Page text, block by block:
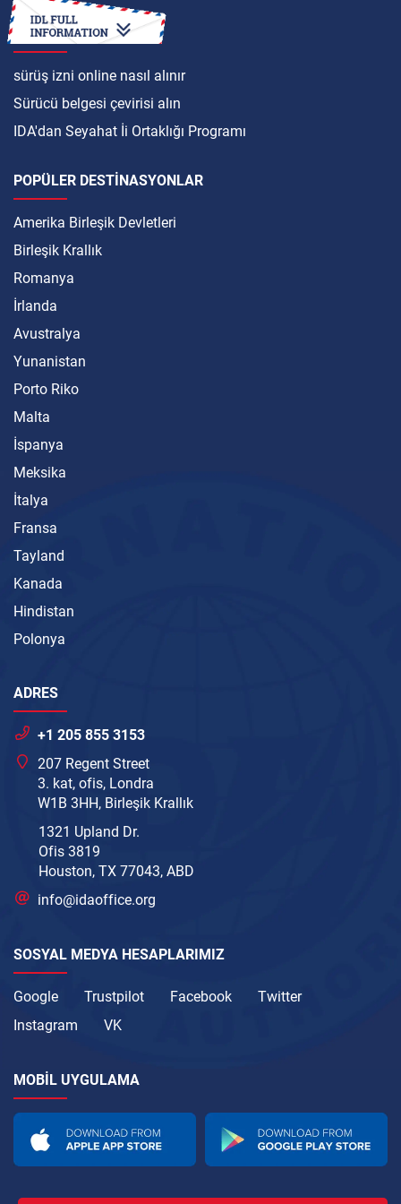
ULUSLARARASI
sürüş izni online nasıl alınır
Sürücü belgesi çevirisi alın
IDA'dan Seyahat İi Ortaklığı Programı
POPÜLER DESTINASYONLAR
Amerika Birleşik Devletleri
Birleşik Krallık
Romanya
İrlanda
Avustralya
Yunanistan
Porto Riko
Malta
İspanya
Meksika
İtalya
Fransa
Tayland
Kanada
Hindistan
Polonya
ADRES
+1 205 855 3153
207 Regent Street
3. kat, ofis, Londra
W1B 3HH, Birleşik Krallık
1321 Upland Dr.
Ofis 3819
Houston, TX 77043, ABD
info@idaoffice.org
SOSYAL MEDYA HESAPLARIMIZ
Google Trustpilot Facebook
Twitter
Instagram
VK
MOBIL UYGULAMA